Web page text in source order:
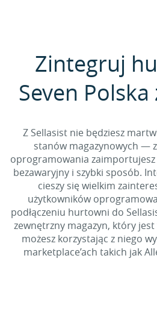
Zintegruj
Seven Polska
Z Sellasist nie będziesz
stanów magazynowych —
oprogramowania
bezawaryjny i szybki sposób.
cieszy się wielkim
użytkowników
podłączeniu hurtowni do
zewnętrzny magazyn, który
możesz korzystając z niego
marketplace’ach takich jak